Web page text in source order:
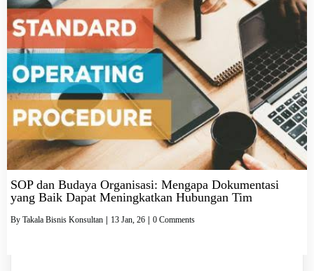
SOP dan Budaya Organisasi: Mengapa Dokumentasi
yang Baik Dapat Meningkatkan Hubungan Tim
By Takala Bisnis Konsultan 13 Jan, 26 0 Comments